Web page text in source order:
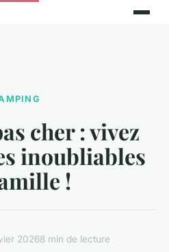
cher : vivez
inoubliables
!
20268 min de lecture